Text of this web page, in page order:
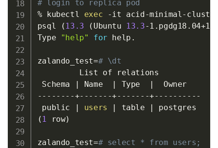
# login to replica pod
% kubectl exec -it acid-minimal-
psql
( 13.3 ( Ubuntu 13.3-1.pgdg18.04+1
Type
"help" for help.
zalando_test=# \dt
         List of relations
Schema
Name Type
  Owner
--------+-------+-------+----------
public
users table
( 1 row)
zalando_test=# select * from users;